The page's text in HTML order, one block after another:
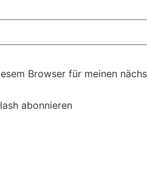
Browser für meinen
abonnieren